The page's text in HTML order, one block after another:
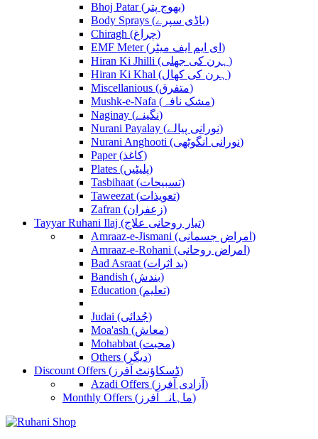
Bhoj Patar (بھوج پتر)
Body Sprays (باڈی سپرے)
Chiragh (چراغ)
EMF Meter (ای ایم ایف میٹر)
Hiran Ki Jhilli (ہرن کی جھلی)
Hiran Ki Khal (ہرن کی کھال)
Miscellanious (متفرق)
Mushk-e-Nafa (مشک نافہ)
Naginay (نگینے)
Nurani Payalay (نورانی پیالے)
Nurani Anghooti (نورانی انگوٹھی)
Paper (کاغذ)
Plates (پلیٹیں)
Tasbihaat (تسبیحات)
Taweezat (تعویذات)
Zafran (زعفران)
Tayyar Ruhani Ilaj (تیار روحانی علاج)
Amraaz-e-Jismani (امراض جسمانی)
Amraaz-e-Rohani (امراض روحانی)
Bad Asraat (بد اثرات)
Bandish (بندش)
Education (تعلیم)
Judai (جُدائی)
Moa'ash (معاش)
Mohabbat (محبت)
Others (دیگر)
Discount Offers (ڈسکاؤنٹ آفرز)
Azadi Offers (آزادی آفرز)
Monthly Offers (ماہانہ آفرز)